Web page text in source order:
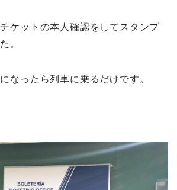
ケットの本人確認をしてスタンプ
。
なったら列車に乗るだけです。